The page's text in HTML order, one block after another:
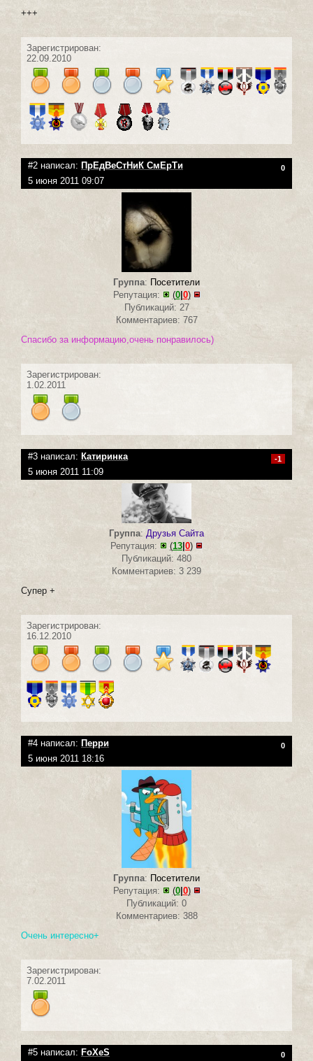
+++
Зарегистрирован:
22.09.2010
#2 написал: ПрЕдВеСтНиК СмЕрТи 0
5 июня 2011 09:07
Группа: Посетители
Репутация:
(0| 0)
Публикаций: 27
Комментариев: 767
Спасибо за информацию,очень понравилось)
Зарегистрирован:
1.02.2011
#3 написал: Катиринка -1
5 июня 2011 11:09
Группа: Друзья Сайта
Репутация:
(13 0)
Публикаций: 480
Комментариев: 3 239
Супер +
Зарегистрирован:
16.12.2010
#4 написал: Перри 0
5 июня 2011 18:16
Группа: Посетители
Репутация:
(0|0)
Публикаций: 0
Комментариев: 388
Очень интересно+
Зарегистрирован:
7.02.2011
#5 написал: FoXeS 0